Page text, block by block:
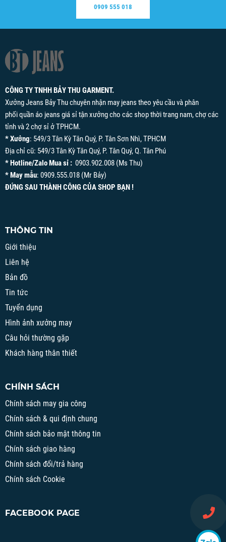
0909 555 018
CÔNG TY TNHH BẢY THU GARMENT.
Xưởng Jeans Bảy Thu chuyên nhận may jeans theo yêu cầu và phân
phối quần áo jeans giá sỉ tận xưởng cho các shop thời trang nam, chợ các
tỉnh và 2 chợ sỉ ở TPHCM.
* Xưởng: 549/3 Tân Kỳ Tân Quý, P. Tân Sơn Nhì, TPHCM
Địa chỉ cũ: 549/3 Tân Kỳ Tân Quý, P. Tân Quý, Q. Tân Phú
* Hotline/Zalo Mua sỉ : 0903.902.008 (Ms Thu)
* May mẫu: 0909.555.018 (Mr Bảy)
ĐỨNG SAU THÀNH CÔNG CỦA SHOP BẠN !
THÔNG TIN
Giới thiệu
Liên hệ
Bản đồ
Tin tức
Tuyển dụng
Hình ảnh xưởng may
Câu hỏi thường gặp
Khách hàng thân thiết
CHÍNH SÁCH
Chính sách may gia công
Chính sách & qui định chung
Chính sách bảo mật thông tin
Chính sách giao hàng
Chính sách đổi/trả hàng
Chính sách Cookie
FACEBOOK PAGE